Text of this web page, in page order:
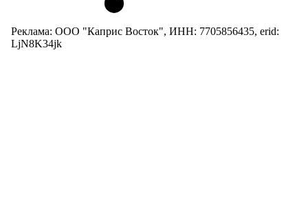
Реклама: ООО "Каприс Восток", ИНН: 7705856435, erid:
LjN8K34jk